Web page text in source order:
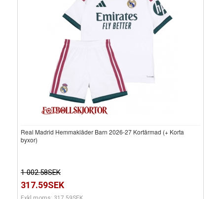
Real Madrid Hemmakläder Barn 2026-27 Kortärmad (+ Korta
byxor)
1 002.58SEK
317.59SEK